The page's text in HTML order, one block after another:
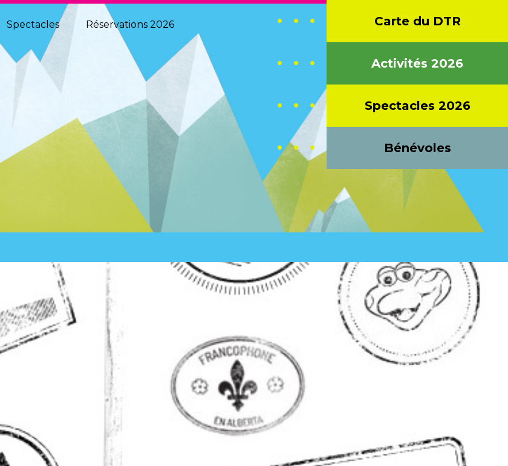
Carte du DTR
Activités 2026
Spectacles 2026
Bénévoles
Spectacles Réservations 2026
MÉDIAS
PHOTOS ET VIDÉOS
ÉCHOS DE LA FÊTE
CONTACT